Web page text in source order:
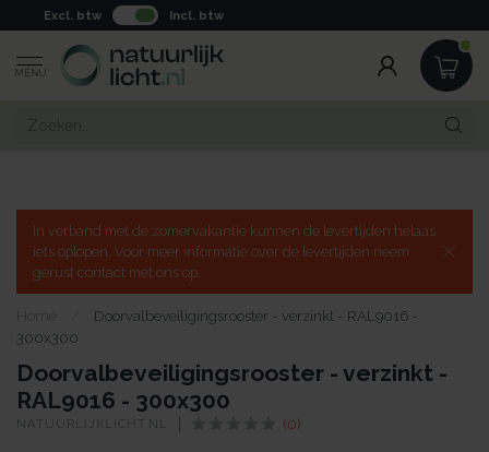
Excl. btw Incl. btw
MENU
In verband met de zomervakantie kunnen de levertijden helaas
iets oplopen. Voor meer informatie over de levertijden neem
gerust contact met ons op.
Home
Doorvalbeveiligingsrooster - verzinkt - RAL9016 -
300x300
Doorvalbeveiligingsrooster - verzinkt -
RAL9016 - 300x300
NATUURLIJKLICHT.NL (0)